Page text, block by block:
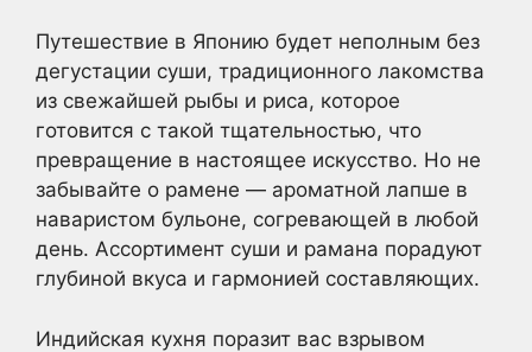
Путешествие в Японию будет неполным без
дегустации суши, традиционного лакомства
из свежайшей рыбы и риса, которое
готовится с такой тщательностью, что
превращение в настоящее искусство. Но не
забывайте о рамене — ароматной лапше в
наваристом бульоне, согревающей в любой
день. Ассортимент суши и рамана порадуют
глубиной вкуса и гармонией составляющих.
Индийская кухня поразит вас взрывом